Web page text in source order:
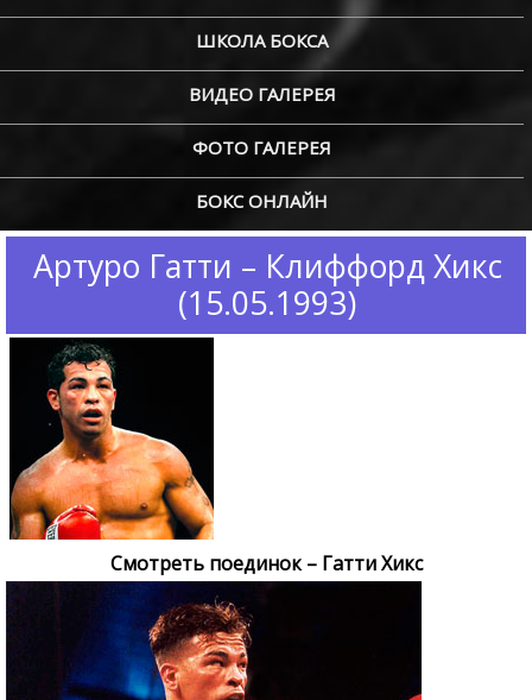
ШКОЛА БОКСА
ВИДЕО ГАЛЕРЕЯ
ФОТО ГАЛЕРЕЯ
БОКС ОНЛАЙН
Артуро Гатти – Клиффорд Хикс
(15.05.1993)
Смотреть поединок – Гатти Хикс